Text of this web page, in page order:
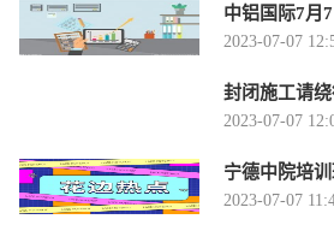
中铝国际7月
2023-07-07
封闭施工请绕
2023-07-07
宁德中院培
2023-07-07